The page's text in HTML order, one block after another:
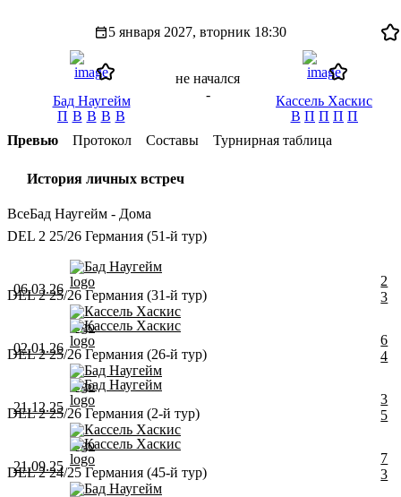
5 января 2027, вторник 18:30
Бад Наугейм
П В В В В
не начался
-
Кассель Хаскис
В П П П П
Превью
Протокол Составы Турнирная таблица
История личных встреч
ВсеБад Наугейм - Дома
DEL 2 25/26 Германия (51-й тур)
06.03.26
Бад Наугейм
Кассель Хаскис
2
3
DEL 2 25/26 Германия (31-й тур)
02.01.26
Кассель Хаскис
Бад Наугейм
6
4
DEL 2 25/26 Германия (26-й тур)
21.12.25
Бад Наугейм
Кассель Хаскис
3
5
DEL 2 25/26 Германия (2-й тур)
21.09.25
Кассель Хаскис
Бад Наугейм
7
3
DEL 2 24/25 Германия (45-й тур)